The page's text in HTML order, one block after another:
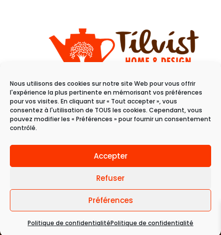
Nous utilisons des cookies sur notre site Web pour vous offrir
l'expérience la plus pertinente en mémorisant vos préférences
pour vos visites. En cliquant sur « Tout accepter », vous
consentez à l'utilisation de TOUS les cookies. Cependant, vous
pouvez modifier les « Préférences » pour fournir un consentement
contrôlé.
Accepter
Refuser
Préférences
Politique de confidentialitéPolitique de confidentialité
11 rue du raisin
68100 Mulhouse
Du mardi au samedi
© 2024 Tilvist | Politique de confidentialité |
Une créationMobytic